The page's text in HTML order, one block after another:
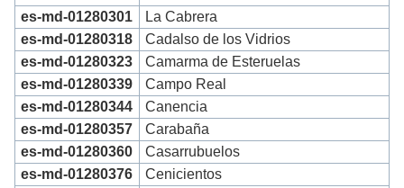
es-md-01280301
La Cabrera
es-md-01280318
Cadalso de los Vidrios
es-md-01280323
Camarma de Esteruelas
es-md-01280339
Campo Real
es-md-01280344
Canencia
es-md-01280357
Carabaña
es-md-01280360
Casarrubuelos
es-md-01280376
Cenicientos